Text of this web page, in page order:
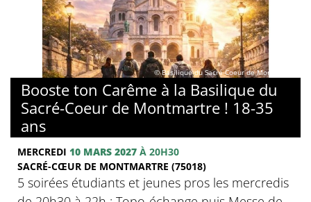
© Basilique du Sacré-Coeur de Montmartre
Booste ton Carême à la Basilique du
Sacré-Coeur de Montmartre ! 18-35
ans
MERCREDI 10 MARS 2027 À 20H30
SACRÉ-CŒUR DE MONTMARTRE (75018)
5 soirées étudiants et jeunes pros les mercredis